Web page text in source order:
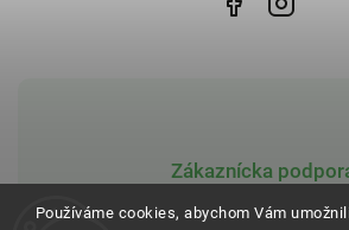
Používáme cookies, abychom Vám
Zákaznícka